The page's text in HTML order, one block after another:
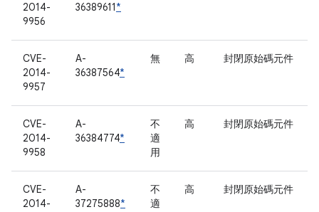
2014-
9956
36389611*
CVE-
2014-
9957
A-
36387564*
無 高 封閉原始碼元件
CVE-
2014-
9958
A-
36384774*
不
適
用
高 封閉原始碼元件
CVE-
2014-
A-
37275888*
不
適
高 封閉原始碼元件